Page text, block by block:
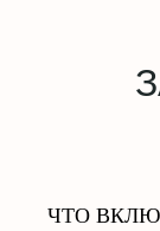
ЧТО